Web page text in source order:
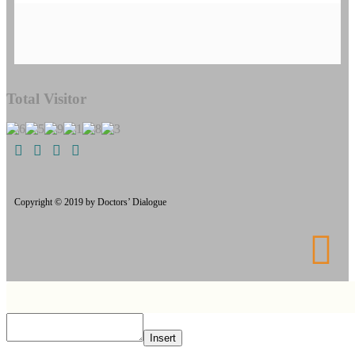
Total Visitor
Copyright © 2019 by Doctors’ Dialogue
Insert